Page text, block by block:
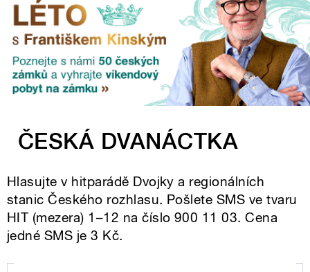
ČESKÁ DVANÁCTKA
Hlasujte v hitparádě Dvojky a regionálních
stanic Českého rozhlasu. Pošlete SMS ve tvaru
HIT (mezera) 1–12 na číslo 900 11 03. Cena
jedné SMS je 3 Kč.